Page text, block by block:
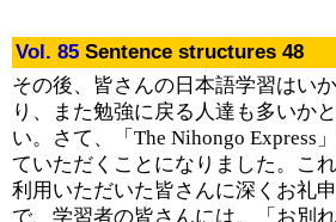
Vol. 85 Sentence structures 48
その後、皆さんの日本語学習はい
り、また勉強に戻る人達も多いか
い。さて、「The Nihongo Express
ていただくことになりました。こ
利用いただいた皆さんに深くお礼
で、学習者の皆さんには、「お別